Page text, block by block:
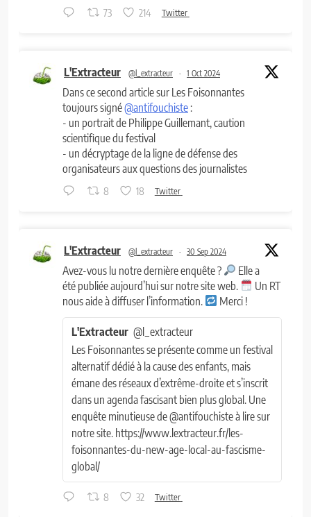
73 214 Twitter
L'Extracteur @l_extracteur · 1 Oct 2024
Dans ce second article sur Les Foisonnantes
toujours signé@antifouchiste :
- un portrait de Philippe Guillemant, caution
scientifique du festival
- un décryptage de la ligne de défense des
organisateurs aux questions des journalistes
8 18 Twitter
L'Extracteur @l_extracteur · 30 Sep 2024
Avez-vous lu notre dernière enquête ?
Elle a
été publiée aujourd’hui sur notre site web.
Un RT
nous aide à diffuser l’information.
Merci !
L'Extracteur @l_extracteur
Les Foisonnantes se présente comme un festival
alternatif dédié à la cause des enfants, mais
émane des réseaux d’extrême-droite et s’inscrit
dans un agenda fascisant bien plus global. Une
enquête minutieuse de @antifouchiste à lire sur
notre site. https://www.lextracteur.fr/les-
foisonnantes-du-new-age-local-au-fascisme-
global/
8 32 Twitter